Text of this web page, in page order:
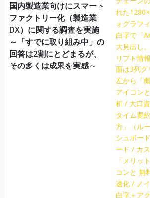
国内製造業向けにスマート
ファクトリー化（製造業
DX）に関する調査を実施
～「すでに取り組み中」の
回答は2割にとどまるが、
その多くは成果を実感～